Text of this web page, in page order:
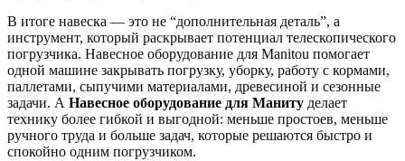
В итоге навеска — это не “дополнительная деталь”, а
инструмент, который раскрывает потенциал телескопического
погрузчика. Навесное оборудование для Manitou помогает
одной машине закрывать погрузку, уборку, работу с кормами,
паллетами, сыпучими материалами, древесиной и сезонные
задачи. А Навесное оборудование для Маниту делает
технику более гибкой и выгодной: меньше простоев, меньше
ручного труда и больше задач, которые решаются быстро и
спокойно одним погрузчиком.